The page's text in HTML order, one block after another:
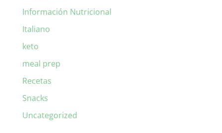
Información Nutricional
Italiano
keto
meal prep
Recetas
Snacks
Uncategorized